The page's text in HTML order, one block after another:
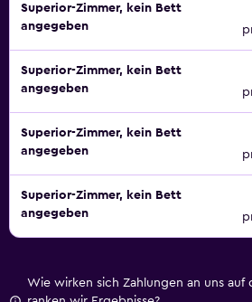
Superior-Zimmer, kein Bett
angegeben
Superior-Zimmer, kein Bett
angegeben
Superior-Zimmer, kein Bett
angegeben
Superior-Zimmer, kein Bett
angegeben
Wie wirken sich Zahlungen an uns auf